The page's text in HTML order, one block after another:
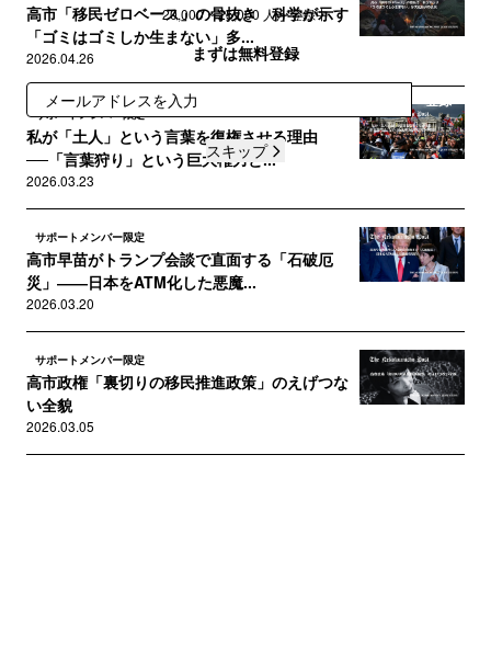
高市「移民ゼロベース」の骨抜き 科学が示す
「ゴミはゴミしか生まない」多...
2026.04.26
サポートメンバー限定
私が「土人」という言葉を復権させる理由
──「言葉狩り」という巨大権力と...
2026.03.23
サポートメンバー限定
高市早苗がトランプ会談で直面する「石破厄
災」――日本をATM化した悪魔...
2026.03.20
サポートメンバー限定
高市政権「裏切りの移民推進政策」のえげつな
い全貌
2026.03.05
20,000 ~ 25,000 人が登録中
まずは無料登録
登録
スキップ